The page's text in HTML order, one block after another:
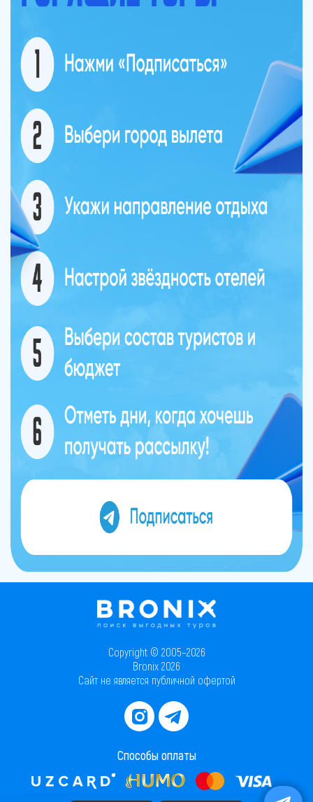
Copyright © 2005–2026
Bronix 2026
Сайт не является публичной офертой
Способы оплаты